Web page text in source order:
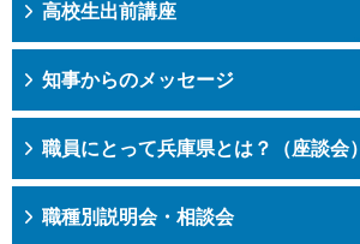
高校生出前講座
知事からのメッセージ
職員にとって兵庫県とは？（座談会）
職種別説明会・相談会